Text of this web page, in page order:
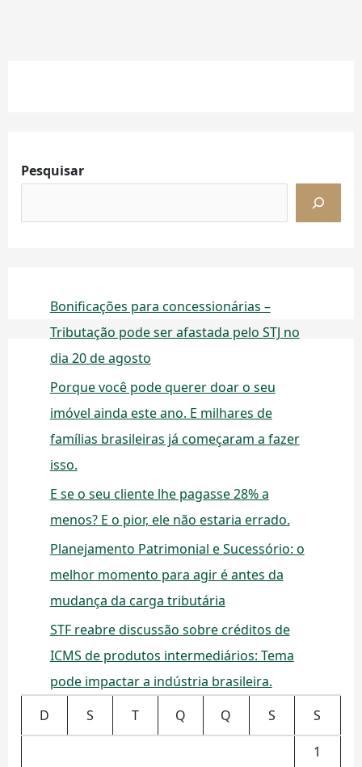
Pesquisar
Bonificações para concessionárias –
Tributação pode ser afastada pelo STJ no
dia 20 de agosto
Porque você pode querer doar o seu
imóvel ainda este ano. E milhares de
famílias brasileiras já começaram a fazer
isso.
E se o seu cliente lhe pagasse 28% a
menos? E o pior, ele não estaria errado.
Planejamento Patrimonial e Sucessório: o
melhor momento para agir é antes da
mudança da carga tributária
STF reabre discussão sobre créditos de
ICMS de produtos intermediários: Tema
pode impactar a indústria brasileira.
D S T Q Q S S
1